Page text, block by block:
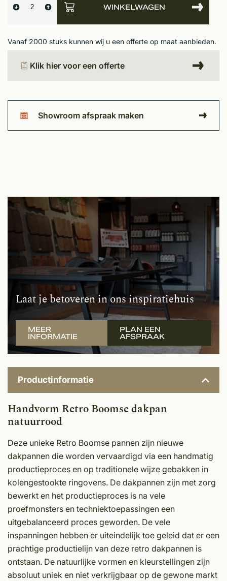
WINKELWAGEN
Vanaf 2000 stuks kunnen wij u een offerte op maat aanbieden.
Klik hier voor een offerte
Showroom afspraak maken
Laat je betoveren in ons inspiratiehuis
MEER
INFORMATIE
PLAN EEN
AFSPRAAK
Productinformatie
Handvorm Retro Boomse dakpan
natuurrood
Deze unieke Retro Boomse pannen zijn nieuwe
dakpannen die worden vervaardigd via een handmatig
productieproces en op traditionele wijze gebakken in
kolengestookte ringovens. De dakpannen zijn met zorg
bewerkt en het productieproces is na vele
proefmonsters en techniektoepassingen een
uitgebalanceerd proces geworden. De vele
inspanningen hebben er uiteindelijk toe geleid dat er een
prachtige productielijn van deze retro dakpannen is
ontstaan. De natuurlijke vormen en kleurstellingen zijn
absoluut uniek en niet verkrijgbaar op de gewone markt